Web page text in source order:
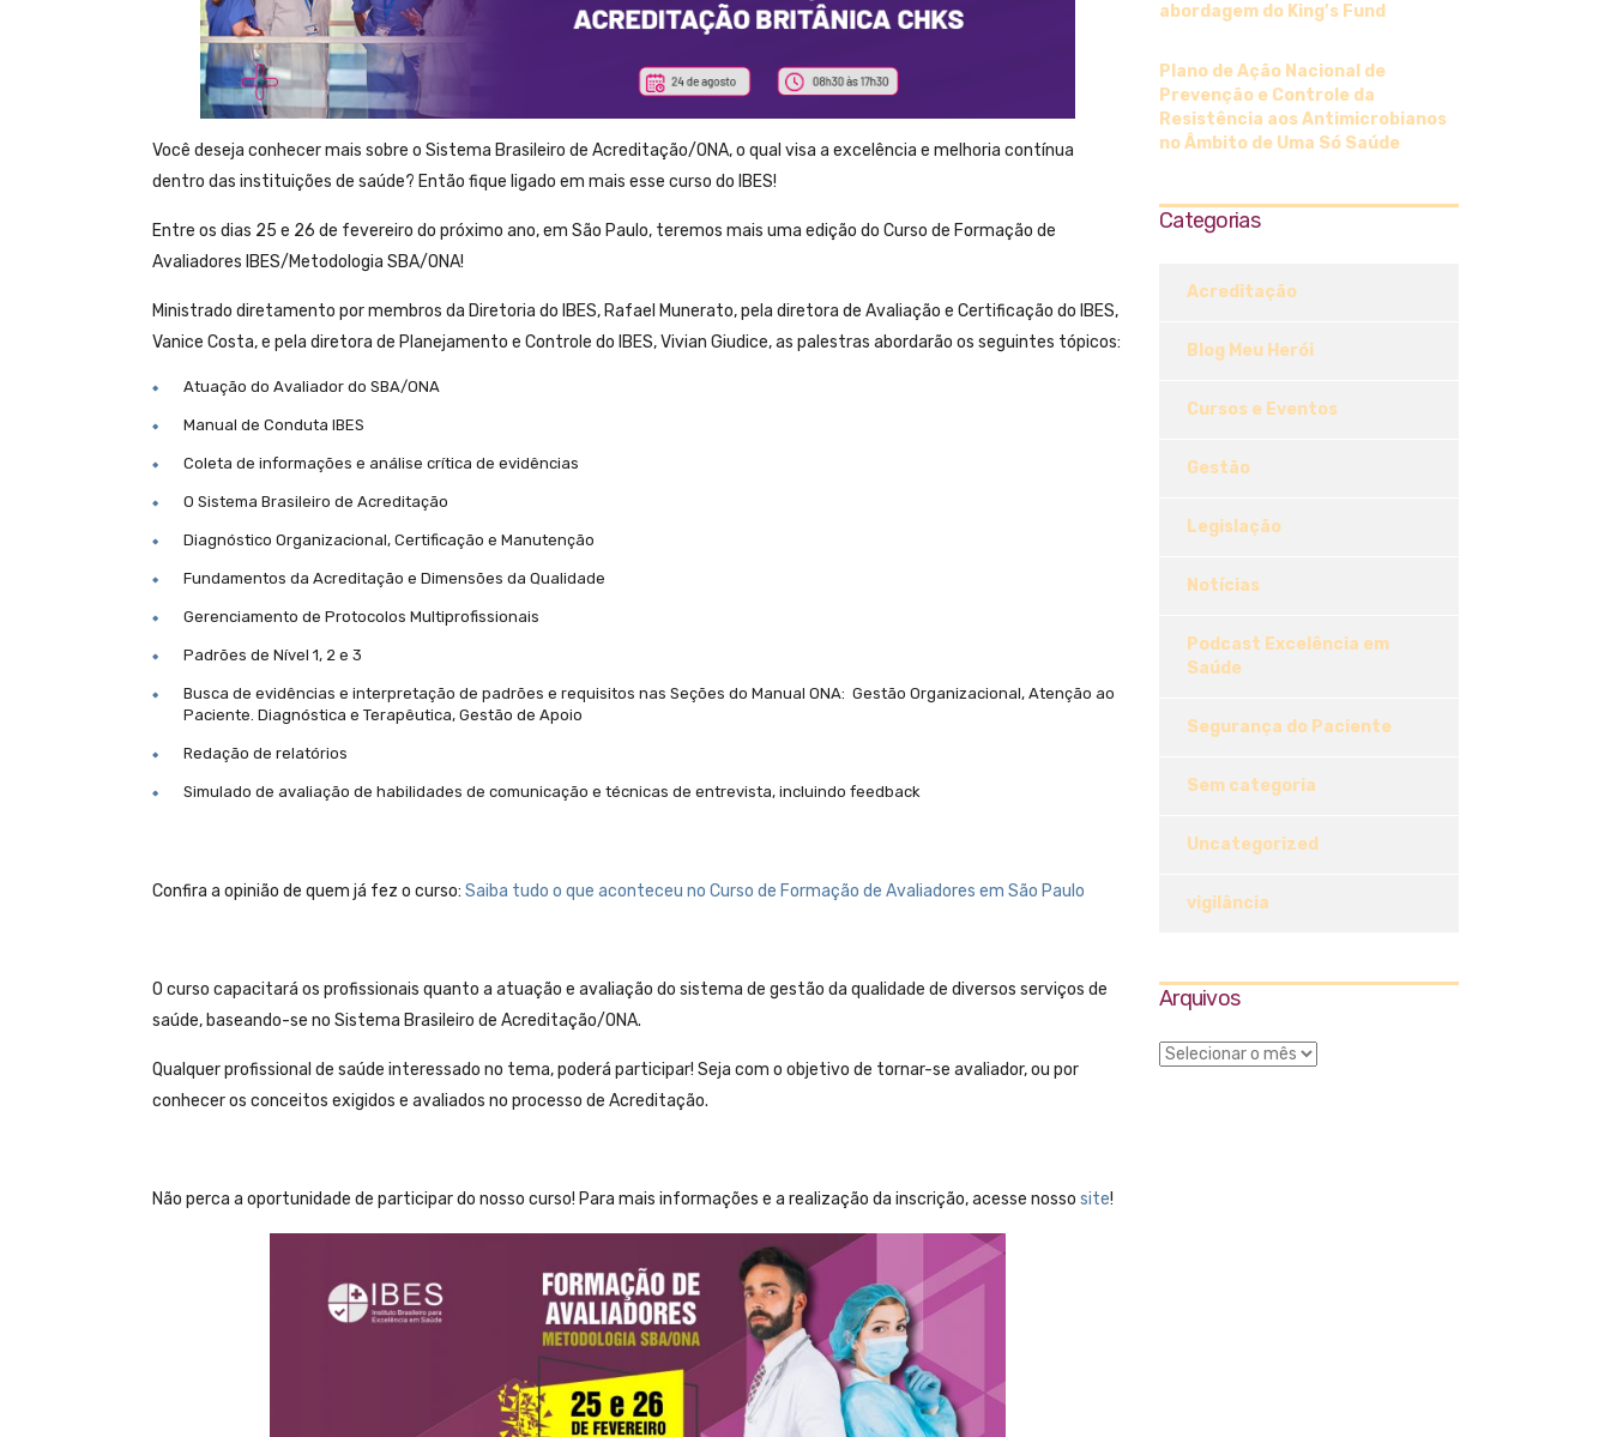
Você deseja conhecer mais sobre o Sistema Brasileiro de Acreditação/ONA, o qual visa a excelência e melhoria contínua
dentro das instituições de saúde? Então fique ligado em mais esse curso do IBES!
Entre os dias 25 e 26 de fevereiro do próximo ano, em São Paulo, teremos mais uma edição do Curso de Formação de
Avaliadores IBES/Metodologia SBA/ONA!
Ministrado diretamento por membros da Diretoria do IBES, Rafael Munerato, pela diretora de Avaliação e Certificação do IBES,
Vanice Costa, e pela diretora de Planejamento e Controle do IBES, Vivian Giudice, as palestras abordarão os seguintes tópicos:
Atuação do Avaliador do SBA/ONA
Manual de Conduta IBES
Coleta de informações e análise crítica de evidências
O Sistema Brasileiro de Acreditação
Diagnóstico Organizacional, Certificação e Manutenção
Fundamentos da Acreditação e Dimensões da Qualidade
Gerenciamento de Protocolos Multiprofissionais
Padrões de Nível 1, 2 e 3
Busca de evidências e interpretação de padrões e requisitos nas Seções do Manual ONA: Gestão Organizacional, Atenção ao
Paciente. Diagnóstica e Terapêutica, Gestão de Apoio
Redação de relatórios
Simulado de avaliação de habilidades de comunicação e técnicas de entrevista, incluindo feedback
Confira a opinião de quem já fez o curso: Saiba tudo o que aconteceu no Curso de Formação de Avaliadores em São Paulo
O curso capacitará os profissionais quanto a atuação e avaliação do sistema de gestão da qualidade de diversos serviços de
saúde, baseando-se no Sistema Brasileiro de Acreditação/ONA.
Qualquer profissional de saúde interessado no tema, poderá participar! Seja com o objetivo de tornar-se avaliador, ou por
conhecer os conceitos exigidos e avaliados no processo de Acreditação.
Não perca a oportunidade de participar do nosso curso! Para mais informações e a realização da inscrição, acesse nosso site!
abordagem do King’s Fund
Plano de Ação Nacional de
Prevenção e Controle da
Resistência aos Antimicrobianos
no Âmbito de Uma Só Saúde
Categorias
Acreditação
Blog Meu Herói
Cursos e Eventos
Gestão
Legislação
Notícias
Podcast Excelência em
Saúde
Segurança do Paciente
Sem categoria
Uncategorized
vigilância
Arquivos